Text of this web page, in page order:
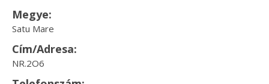
Megye:
Satu Mare
Cím/Adresa:
NR.2O6